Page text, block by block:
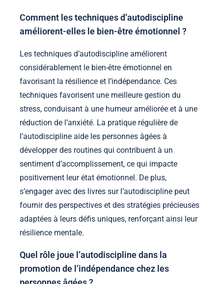
Comment les techniques d’autodiscipline
améliorent-elles le bien-être émotionnel ?
Les techniques d’autodiscipline améliorent
considérablement le bien-être émotionnel en
favorisant la résilience et l’indépendance. Ces
techniques favorisent une meilleure gestion du
stress, conduisant à une humeur améliorée et à une
réduction de l’anxiété. La pratique régulière de
l’autodiscipline aide les personnes âgées à
développer des routines qui contribuent à un
sentiment d’accomplissement, ce qui impacte
positivement leur état émotionnel. De plus,
s’engager avec des livres sur l’autodiscipline peut
fournir des perspectives et des stratégies précieuses
adaptées à leurs défis uniques, renforçant ainsi leur
résilience mentale.
Quel rôle joue l’autodiscipline dans la
promotion de l’indépendance chez les